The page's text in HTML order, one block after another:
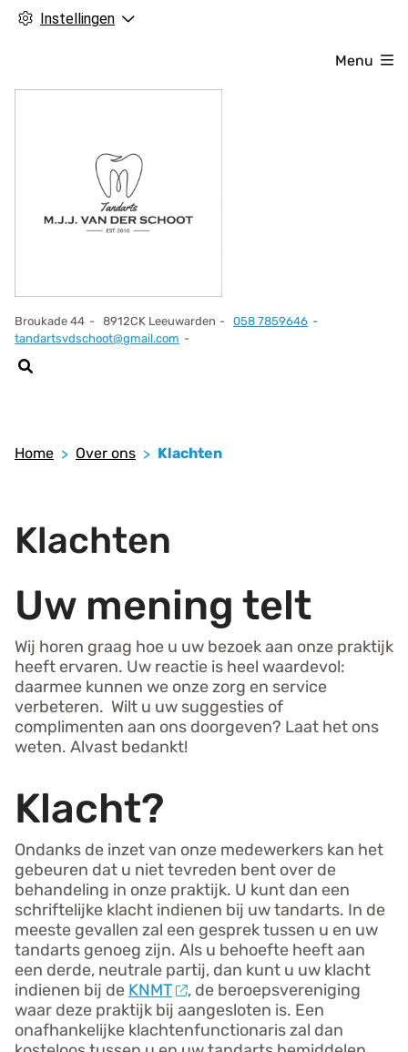
Instellingen
Broukade 44 8912CK Leeuwarden
Tel:
058 7859646
tandartsvdschoot@gmail.com
Menu
Home Over ons Klachten
Klachten
Uw mening telt
Wij horen graag hoe u uw bezoek aan onze praktijk
heeft ervaren. Uw reactie is heel waardevol:
daarmee kunnen we onze zorg en service
verbeteren. Wilt u uw suggesties of
complimenten aan ons doorgeven? Laat het ons
weten. Alvast bedankt!
Klacht?
Ondanks de inzet van onze medewerkers kan het
gebeuren dat u niet tevreden bent over de
behandeling in onze praktijk. U kunt dan een
schriftelijke klacht indienen bij uw tandarts. In de
meeste gevallen zal een gesprek tussen u en uw
tandarts genoeg zijn. Als u behoefte heeft aan
een derde, neutrale partij, dan kunt u uw klacht
indienen bij de KNMT
, de beroepsvereniging
waar deze praktijk bij aangesloten is. Een
onafhankelijke klachtenfunctionaris zal dan